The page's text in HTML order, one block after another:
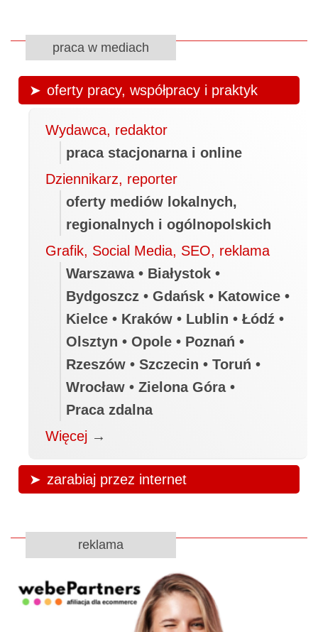
praca w mediach
oferty pracy, współpracy i praktyk
Wydawca, redaktor
praca stacjonarna i online
Dziennikarz, reporter
oferty mediów lokalnych,
regionalnych i ogólnopolskich
Grafik, Social Media, SEO, reklama
Warszawa • Białystok •
Bydgoszcz • Gdańsk • Katowice •
Kielce • Kraków • Lublin • Łódź •
Olsztyn • Opole • Poznań •
Rzeszów • Szczecin • Toruń •
Wrocław • Zielona Góra •
Praca zdalna
Więcej →
zarabiaj przez internet
reklama